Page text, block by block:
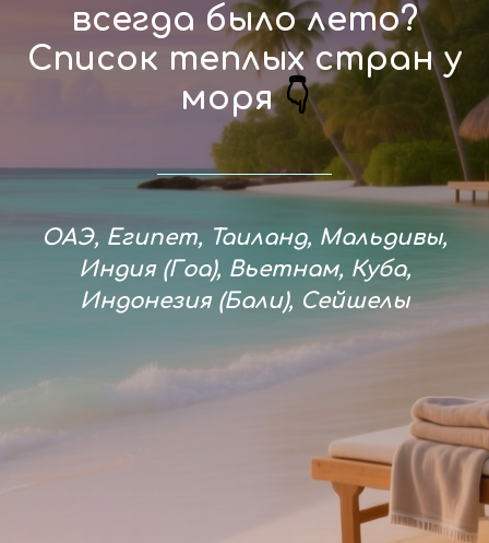
всегда было лето?
Список теплых стран у
моря👇
ОАЭ, Египет, Таиланд, Мальдивы,
Индия (Гоа), Вьетнам, Куба,
Индонезия (Бали), Сейшелы